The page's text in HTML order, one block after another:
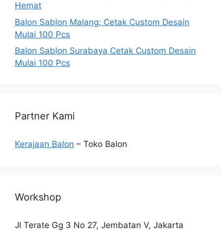
Hemat
Balon Sablon Malang: Cetak Custom Desain
Mulai 100 Pcs
Balon Sablon Surabaya Cetak Custom Desain
Mulai 100 Pcs
Partner Kami
Kerajaan Balon – Toko Balon
Workshop
Jl Terate Gg 3 No 27, Jembatan V, Jakarta